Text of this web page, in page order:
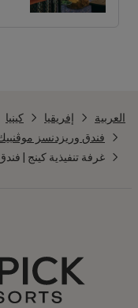
العربية إفريقيا كينيا
فندق وريزدنسز
غرفة تنفيذية كينج |